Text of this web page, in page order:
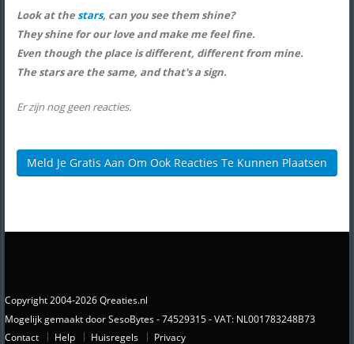
Look at thestars, can you see them shine?
They shine for our love and make me feel fine.
Even though the place is different, different from mine.
The stars are the same, and that's a sign.
Er zijn nog geen reacties.
Meld Je Gratis Aan Om Ook Reacties Te Kunnen Plaatsen
Copyright 2004-2026 Qreaties.nl
Mogelijk gemaakt door SesoBytes - 74529315 - VAT: NL001783248B73
Contact
Help Huisregels Privacy